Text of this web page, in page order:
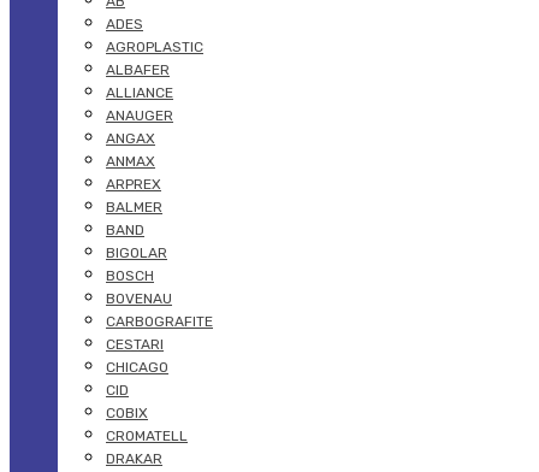
ADES
AGROPLASTIC
ALBAFER
ALLIANCE
ANAUGER
ANGAX
ANMAX
ARPREX
BALMER
BAND
BIGOLAR
BOSCH
BOVENAU
CARBOGRAFITE
CESTARI
CHICAGO
CID
COBIX
CROMATELL
DRAKAR